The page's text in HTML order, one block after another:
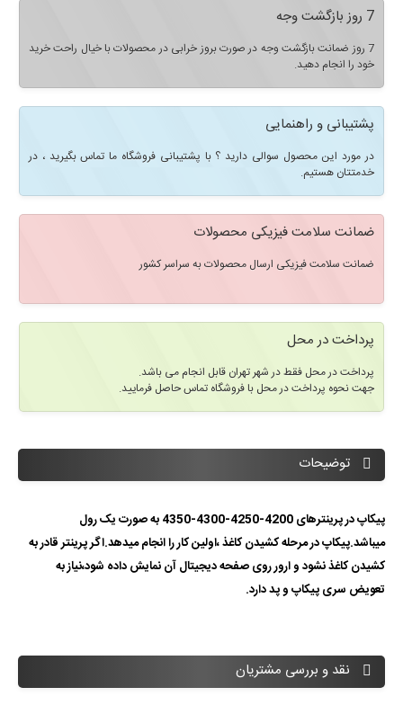
7 روز بازگشت وجه
7 روز ضمانت بازگشت وجه در صورت بروز خرابی در محصولات با خیال راحت خرید
خود را انجام دهید.
پشتیبانی و راهنمایی
در مورد این محصول سوالی دارید ؟ با پشتیبانی فروشگاه ما تماس بگیرید ، در
خدمتتان هستیم.
ضمانت سلامت فیزیکی محصولات
ضمانت سلامت فیزیکی ارسال محصولات به سراسر کشور
پرداخت در محل
پرداخت در محل فقط در شهر تهران قابل انجام می باشد.
جهت نحوه پرداخت در محل با فروشگاه تماس حاصل فرمایید.
توضیحات
پیکاپ در پرینترهای 4200-4250-4300-4350 به صورت یک رول
میباشد.پیکاپ در مرحله کشیدن کاغذ ،اولین کار را انجام میدهد.اگر پرینتر قادر به
کشیدن کاغذ نشود و ارور روی صفحه دیجیتال آن نمایش داده شود،نیاز به
تعویض سری پیکاپ و پد دارد.
نقد و بررسی مشتریان